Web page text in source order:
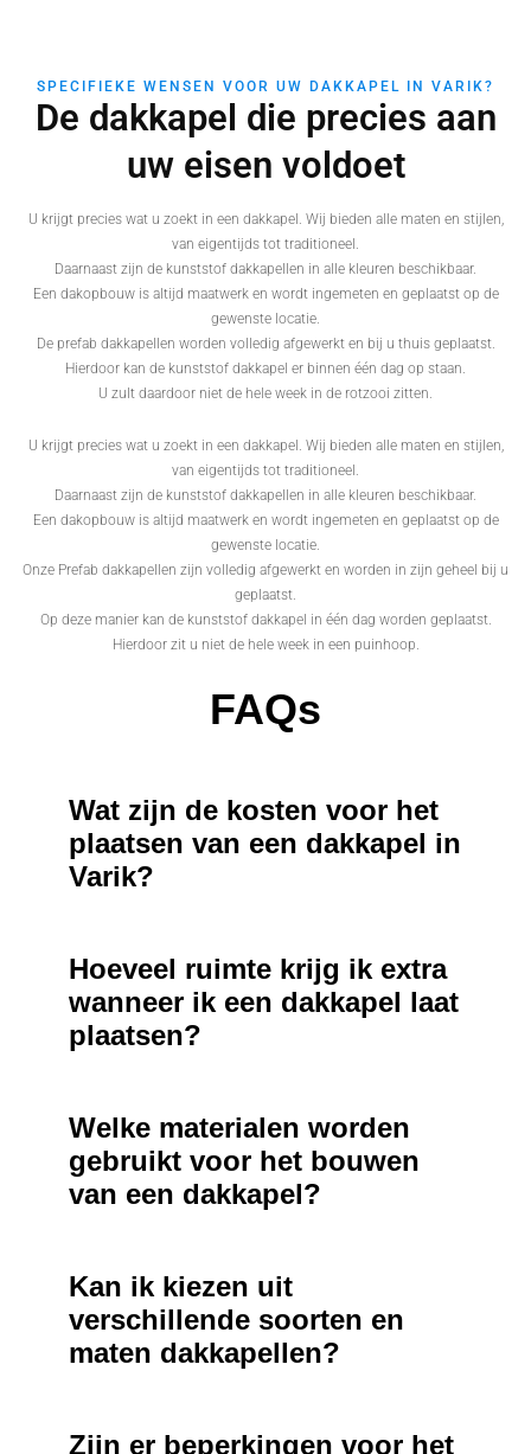
SPECIFIEKE WENSEN VOOR UW DAKKAPEL IN VARIK?
De dakkapel die precies aan
uw eisen voldoet
U krijgt precies wat u zoekt in een dakkapel. Wij bieden alle maten en stijlen,
van eigentijds tot traditioneel.
Daarnaast zijn de kunststof dakkapellen in alle kleuren beschikbaar.
Een dakopbouw is altijd maatwerk en wordt ingemeten en geplaatst op de
gewenste locatie.
De prefab dakkapellen worden volledig afgewerkt en bij u thuis geplaatst.
Hierdoor kan de kunststof dakkapel er binnen één dag op staan.
U zult daardoor niet de hele week in de rotzooi zitten.
U krijgt precies wat u zoekt in een dakkapel. Wij bieden alle maten en stijlen,
van eigentijds tot traditioneel.
Daarnaast zijn de kunststof dakkapellen in alle kleuren beschikbaar.
Een dakopbouw is altijd maatwerk en wordt ingemeten en geplaatst op de
gewenste locatie.
Onze Prefab dakkapellen zijn volledig afgewerkt en worden in zijn geheel bij u
geplaatst.
Op deze manier kan de kunststof dakkapel in één dag worden geplaatst.
Hierdoor zit u niet de hele week in een puinhoop.
FAQs
Wat zijn de kosten voor het
plaatsen van een dakkapel in
Varik?
Hoeveel ruimte krijg ik extra
wanneer ik een dakkapel laat
plaatsen?
Welke materialen worden
gebruikt voor het bouwen
van een dakkapel?
Kan ik kiezen uit
verschillende soorten en
maten dakkapellen?
Zijn er beperkingen voor het